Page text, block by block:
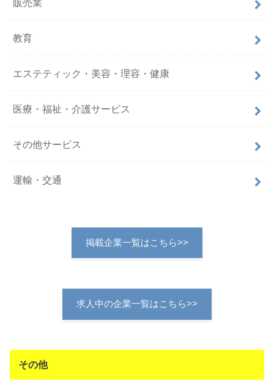
販売業
教育
エステティック・美容・理容・健康
医療・福祉・介護サービス
その他サービス
運輸・交通
掲載企業一覧はこちら>>
求人中の企業一覧はこちら>>
その他